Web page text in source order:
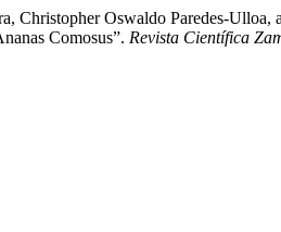
Christopher Oswaldo Paredes-
Comosus”. Revista Científica